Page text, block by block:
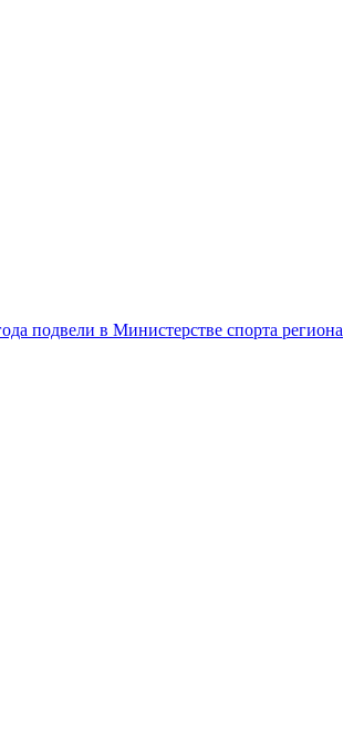
подвели в Министерстве спорта региона